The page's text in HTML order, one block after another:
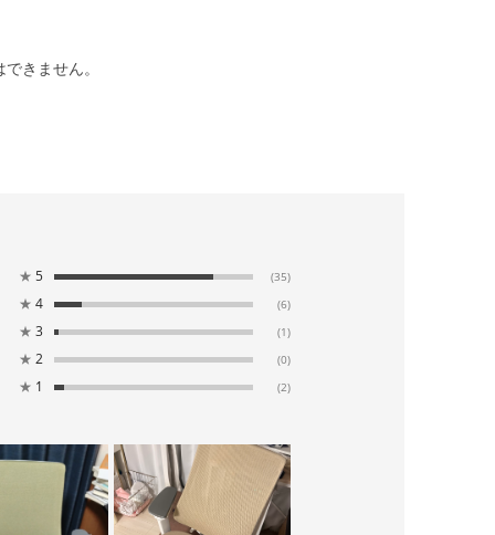
きません。
★ 5 (35)
★ 4 (6)
★ 3 (1)
★ 2 (0)
★ 1 (2)